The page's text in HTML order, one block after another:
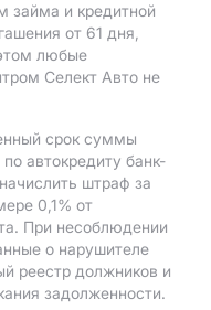
займа и кредитной
от 61 дня,
любые
Селект Авто не
срок суммы
автокредиту банк-
штраф за
0,1% от
При несоблюдении
о нарушителе
реестр должников и
задолженности.